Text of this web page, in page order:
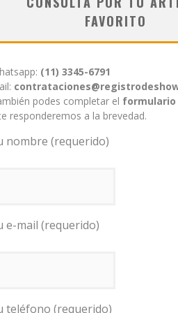
FAVORITO
(11) 3345-6791
podes completar el
responderemos a la brevedad.
nombre (requerido)
e-mail (requerido)
teléfono (requerido)